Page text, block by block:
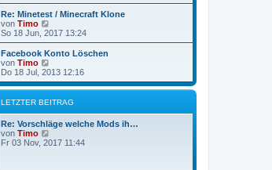
i
t
r
a
g
r
e
i
t
a
g
Re: Minetest / Minecraft Klone
von Timo
e
u
e
t
r
B
e
i
t
a
So 18 Jun, 2017 13:24
Facebook Konto Löschen
von Timo
e
u
e
s
r
e
Do 18 Jul, 2013 12:16
LETZTER BEITRAG
Re: Vorschläge welche Mods ih…
von Timo
e
Fr 03 Nov, 2017 11:44